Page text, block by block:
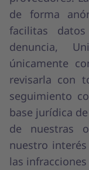
de forma
facilitas
denuncia,
únicamente
revisarla con
seguimiento
base jurídica
de nuestras
nuestro
las